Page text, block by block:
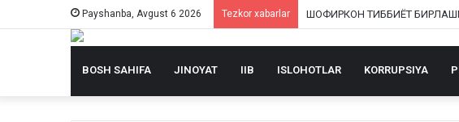
Payshanba, Avgust 6 2026 Tezkor xabarlar
BOSH SAHIFA JINOYAT IIB ISLOHOTLAR KORRUPSIYA